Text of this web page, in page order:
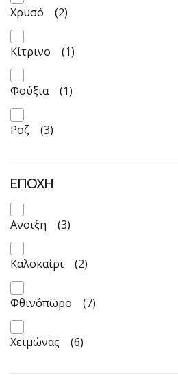
Χρυσό (2)
Κίτρινο (1)
Φούξια (1)
Ροζ (3)
ΕΠΟΧΗ
Ανοιξη (3)
Καλοκαίρι (2)
Φθινόπωρο (7)
Χειμώνας (6)